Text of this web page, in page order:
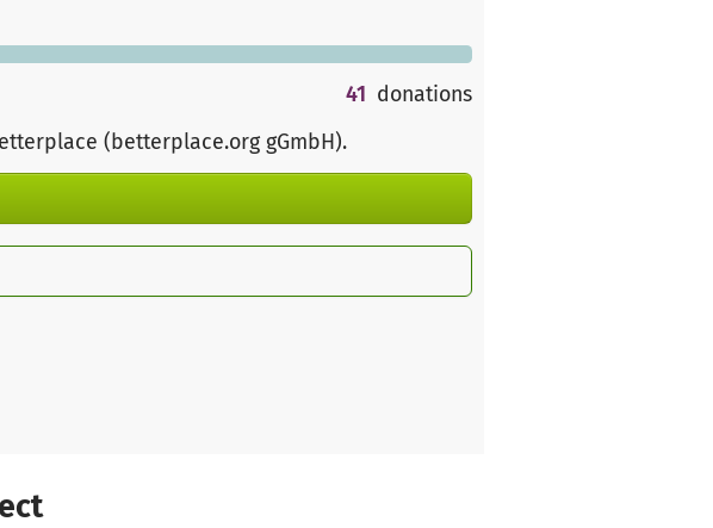
41 donations
(betterplace.org gGmbH).